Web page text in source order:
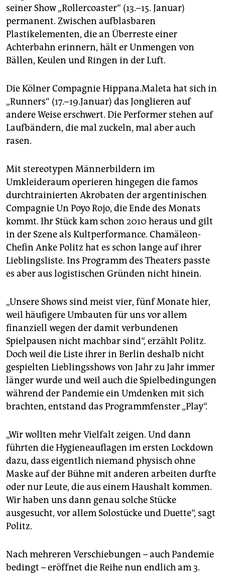
seiner Show „Rollercoaster“ (13.–15. Januar)
permanent. Zwischen aufblasbaren
Plastikelementen, die an Überreste einer
Achterbahn erinnern, hält er Unmengen von
Bällen, Keulen und Ringen in der Luft.
Die Kölner Compagnie Hippana.Maleta hat sich in
„Runners“ (17.–19.Januar) das Jonglieren auf
andere Weise erschwert. Die Performer stehen auf
Laufbändern, die mal zuckeln, mal aber auch
rasen.
Mit stereotypen Männerbildern im
Umkleideraum operieren hingegen die famos
durchtrainierten Akrobaten der argentinischen
Compagnie Un Poyo Rojo, die Ende des Monats
kommt. Ihr Stück kam schon 2010 heraus und gilt
in der Szene als Kultperformance. Chamäleon-
Chefin Anke Politz hat es schon lange auf ihrer
Lieblingsliste. Ins Programm des Theaters passte
es aber aus logistischen Gründen nicht hinein.
„Unsere Shows sind meist vier, fünf Monate hier,
weil häufigere Umbauten für uns vor allem
finanziell wegen der damit verbundenen
Spielpausen nicht machbar sind“, erzählt Politz.
Doch weil die Liste ihrer in Berlin deshalb nicht
gespielten Lieblingsshows von Jahr zu Jahr immer
länger wurde und weil auch die Spielbedingungen
während der Pandemie ein Umdenken mit sich
brachten, entstand das Programmfenster „Play“.
„Wir wollten mehr Vielfalt zeigen. Und dann
führten die Hygieneauflagen im ersten Lockdown
dazu, dass eigentlich niemand physisch ohne
Maske auf der Bühne mit anderen arbeiten durfte
oder nur Leute, die aus einem Haushalt kommen.
Wir haben uns dann genau solche Stücke
ausgesucht, vor allem Solostücke und Duette“, sagt
Politz.
Nach mehreren Verschiebungen – auch Pandemie
bedingt – eröffnet die Reihe nun endlich am 3.